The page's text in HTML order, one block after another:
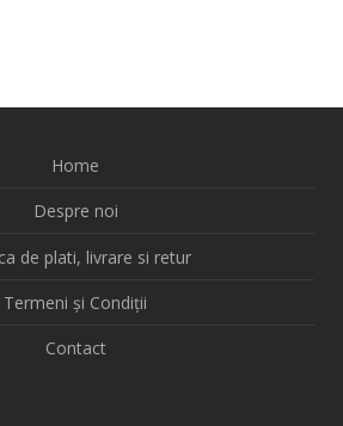
Home
Despre noi
de plati, livrare si retur
Termeni și Condiții
Contact